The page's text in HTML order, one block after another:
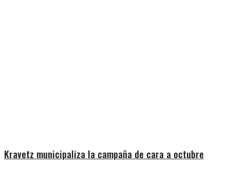
Kravetz municipaliza la campaña de cara a octubre